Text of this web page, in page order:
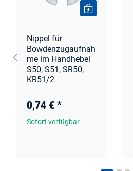
Nippel für
Bowdenzugaufnah
me im Handhebel
S50, S51, SR50,
KR51/2
0,74 € *
Sofort verfügbar